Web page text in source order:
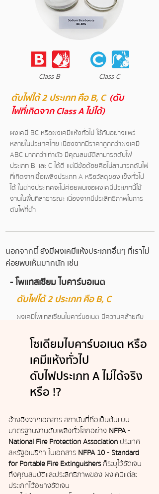
Class B Class C
ดับไฟได้ 2 ประเภท คือ B, C (ดับ
ไฟที่เกิดจาก Class A ไม่ได้)
ผงเคมี BC หรือผงเคมีแห้งทั่วไป ใช้กันอย่างแพร่
หลายในประเทศไทย เนื่องจากมีราคาถูกกว่าผงเคมี
ABC มากกว่าเท่าตัว มีคุณสมบัติสามารถดับไฟ
ประเภท B และ C ได้ดี แต่มีข้อด้อยคือไม่สามารถดับไฟ
ที่เกิดจากเชื้อเพลิงประเภท A หรือวัสดุของแข็งทั่วไป
ได้ในต่างประเทศจะไม่ค่อยพบเจอผงเคมีประเภทนี้ใช้
งานในพื้นที่สาธารณะ เนื่องจากมีประสิทธิภาพในการ
ดับไฟที่ต่ำ
นอกจากนี้ ยังมีผงเคมีแห้งประเภทอื่นๆ ที่เราไม่
ค่อยพบเห็นมากนัก เช่น
- โพแทสเซียม ไบคาร์บอเนต
ดับไฟได้ 2 ประเภท คือ B, C
ผงเคมีโพแทสเซียมไบคาร์บอเนต มีความคล้ายกับ
ประเภท B และ C เช่นเดียวกัน แต่จะมีประสิทธิภาพใน
การดับไฟไประเภท B ได้ดีกว่าโซเดียมไบคาร์บอเนต
- โซเดียม คลอไรด์
สำหรับดับไฟ ประเภท D
สำหรับดับเพลิงประเภท D (โลหะติดไฟ)โดยเฉพาะ
ถังดับเพลิงที่บรรจุเคมีประเภทนี้จะมีตัวถัง สีเหลือง
ตามมาตรฐานของ NFPA
โซเดียมไบคาร์บอเนต หรือ
เคมีแห้งทั่วไป
ดับไฟประเภท A ไม่ได้จริง
หรือ !?
อ้างอิงจากเอกสาร สถาบันที่ถือเป็นต้นแบบ
มาตรฐานงานดับเพลิงทั่วโลกอย่าง NFPA -
National Fire Protection Association ประเทศ
สหรัฐอเมริกาในเอกสาร NFPA 10 - Standard
for Portable Fire Extinguishersก็ระบุไว้ชัดเจน
ถึงคุณสมบัติและประสิทธิภาพของ ผงเคมีแต่ละ
ประเภทไว้อย่างชัดเจน